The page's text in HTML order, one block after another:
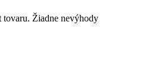
tovaru. Žiadne nevýhody